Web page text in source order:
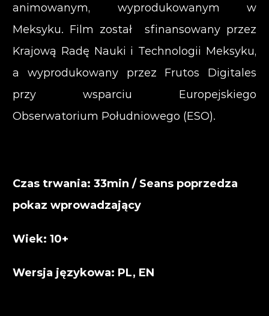
animowanym, wyprodukowanym w
Meksyku. Film został sfinansowany przez
Krajową Radę Nauki i Technologii Meksyku,
a wyprodukowany przez Frutos Digitales
przy wsparciu Europejskiego
Obserwatorium Południowego (ESO).
Czas trwania: 33min / Seans poprzedza
pokaz wprowadzający
Wiek: 10+
Wersja językowa: PL, EN